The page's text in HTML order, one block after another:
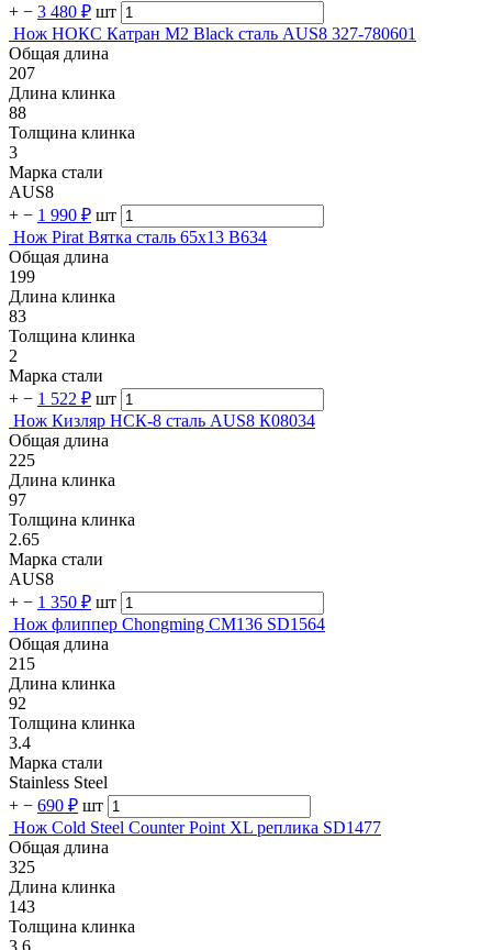
+ − 3 480 ₽ шт
Нож НОКС Катран М2 Black сталь AUS8 327-780601
Общая длина
207
Длина клинка
88
Толщина клинка
3
Марка стали
AUS8
+ − 1 990 ₽ шт
Нож Pirat Вятка сталь 65х13 B634
Общая длина
199
Длина клинка
83
Толщина клинка
2
Марка стали
+ − 1 522 ₽ шт
Нож Кизляр НСК-8 сталь AUS8 К08034
Общая длина
225
Длина клинка
97
Толщина клинка
2.65
Марка стали
AUS8
+ − 1 350 ₽ шт
Нож флиппер Chongming CM136 SD1564
Общая длина
215
Длина клинка
92
Толщина клинка
3.4
Марка стали
Stainless Steel
+ − 690 ₽ шт
Нож Cold Steel Counter Point XL реплика SD1477
Общая длина
325
Длина клинка
143
Толщина клинка